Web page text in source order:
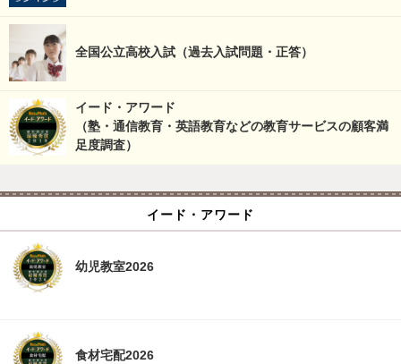
全国公立高校入試（過去入試問題・正答）
イード・アワード
（塾・通信教育・英語教育などの教育サービスの顧客満
足度調査）
イード・アワード
幼児教室2026
食材宅配2026